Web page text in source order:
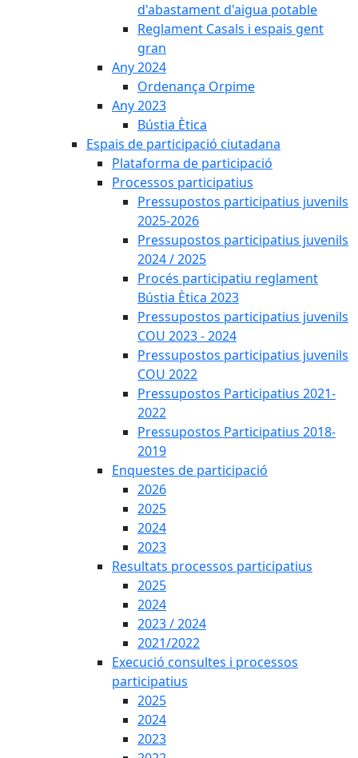
d'abastament d'aigua potable
Reglament Casals i espais gent
gran
Any 2024
Ordenança Orpime
Any 2023
Bústia Ètica
Espais de participació ciutadana
Plataforma de participació
Processos participatius
Pressupostos participatius juvenils
2025-2026
Pressupostos participatius juvenils
2024 / 2025
Procés participatiu reglament
Bústia Ètica 2023
Pressupostos participatius juvenils
COU 2023 - 2024
Pressupostos participatius juvenils
COU 2022
Pressupostos Participatius 2021-
2022
Pressupostos Participatius 2018-
2019
Enquestes de participació
2026
2025
2024
2023
Resultats processos participatius
2025
2024
2023 / 2024
2021/2022
Execució consultes i processos
participatius
2025
2024
2023